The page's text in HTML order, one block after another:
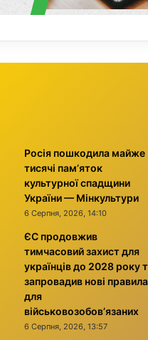
Росія пошкодила майже
тисячі пам’яток
культурної спадщини
України — Мінкультури
6 Серпня, 2026, 14:10
ЄС продовжив
тимчасовий захист для
українців до 2028 року
запровадив нові правила
для
військовозобов’язаних
6 Серпня, 2026, 13:57